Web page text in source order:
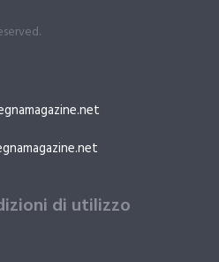
di utilizzo